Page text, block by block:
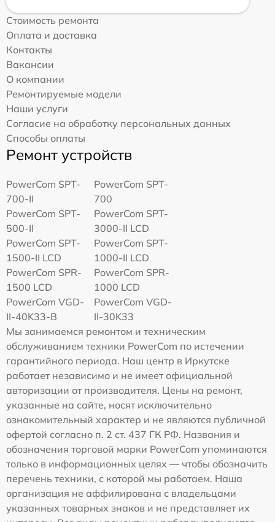
Стоимость ремонта
Оплата и доставка
Контакты
Вакансии
О компании
Ремонтируемые модели
Наши услуги
Согласие на обработку персональных данных
Способы оплаты
Ремонт устройств
PowerCom SPT-
700-II
PowerCom SPT-
700
PowerCom SPT-
500-II
PowerCom SPT-
3000-II LCD
PowerCom SPT-
1500-II LCD
PowerCom SPT-
1000-II LCD
PowerCom SPR-
1500 LCD
PowerCom SPR-
1000 LCD
PowerCom VGD-
II-40K33-B
PowerCom VGD-
II-30K33
Мы занимаемся ремонтом и техническим
обслуживанием техники PowerCom по истечении
гарантийного периода. Наш центр в Иркутске
работает независимо и не имеет официальной
авторизации от производителя. Цены на ремонт,
указанные на сайте, носят исключительно
ознакомительный характер и не являются публичной
офертой согласно п. 2 ст. 437 ГК РФ. Названия и
обозначения торговой марки PowerCom упоминаются
только в информационных целях — чтобы обозначить
перечень техники, с которой мы работаем. Наша
организация не аффилирована с владельцами
указанных товарных знаков и не представляет их